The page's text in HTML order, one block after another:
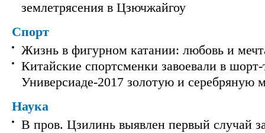
землетрясения в Цзючжайгоу
Спорт
Жизнь в фигурном катании: любовь и
Китайские спортсменки завоевали в шорт-
Универсиаде-2017 золотую и серебряную
Наука
В пров. Цзилинь выявлен первый случай